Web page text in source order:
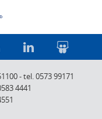
-tel. 0573 99171
4441